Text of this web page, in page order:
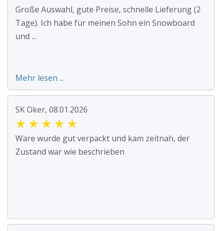
Große Auswahl, gute Preise, schnelle Lieferung (2
Tage). Ich habe für meinen Sohn ein Snowboard
und ...
Mehr lesen ...
SK Oker, 08.01.2026
★ ★ ★ ★ ★
Ware wurde gut verpackt und kam zeitnah, der
Zustand war wie beschrieben